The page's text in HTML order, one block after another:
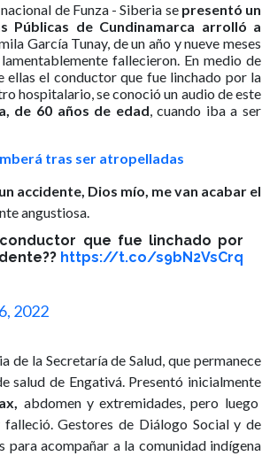
de Funza - Siberia se presentó un
Públicas de Cundinamarca arrolló a
García Tunay, de un año y nueve meses
fallecieron. En medio de
el conductor que fue linchado por la
hospitalario, se conoció un audio de este
de 60 años de edad, cuando iba a ser
tras ser atropelladas
accidente, Dios mío, me van acabar el
angustiosa.
que fue linchado por
https://t.co/s9bN2VsCrq
2022
la Secretaría de Salud, que permanece
salud de Engativá. Presentó inicialmente
abdomen y extremidades, pero luego
Gestores de Diálogo Social y de
acompañar a la comunidad indígena